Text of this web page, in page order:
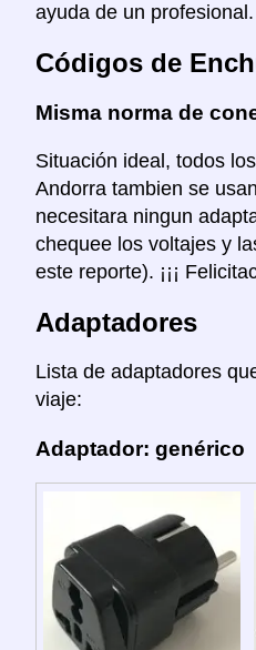
ayuda de un profesional.
Códigos de
Misma norma de
Situación ideal, todos
Andorra tambien se
necesitara ningun
chequee los voltajes y
este reporte). ¡¡¡
Adaptadores
Lista de adaptadores
viaje:
Adaptador: genérico